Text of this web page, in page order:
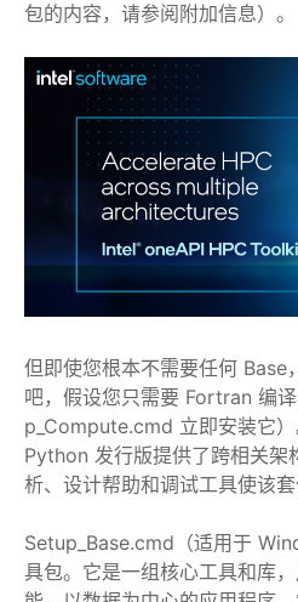
包的内容，请参阅附加信息）。
但即使您根本不需要任何 Base
吧，假设您只需要 Fortran 编
p_Compute.cmd 立即安装它
Python 发行版提供了跨相关架
析、设计帮助和调试工具使该套
Setup_Base.cmd（适用于
具包。它是一组核心工具和库